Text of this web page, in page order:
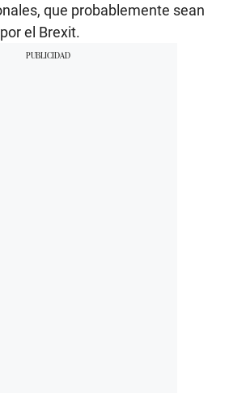
que probablemente sean
el Brexit.